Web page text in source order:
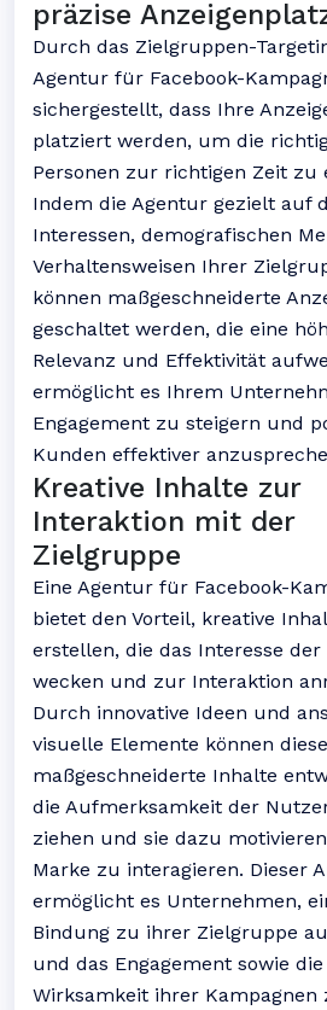
präzise
Durch das Zielgruppen-
Agentur für Facebook-
sichergestellt, dass Ihre
platziert werden, um die
Personen zur richtigen Zeit zu
Indem die Agentur gezielt auf
Interessen, demografischen
Verhaltensweisen Ihrer
können maßgeschneiderte
geschaltet werden, die eine
Relevanz und Effektivität
ermöglicht es Ihrem
Engagement zu steigern und
Kunden effektiver
Kreative Inhalte zur
Interaktion mit der
Zielgruppe
Eine Agentur für Facebook-
bietet den Vorteil, kreative
erstellen, die das Interesse
wecken und zur Interaktion
Durch innovative Ideen und
visuelle Elemente können
maßgeschneiderte Inhalte
die Aufmerksamkeit der
ziehen und sie dazu
Marke zu interagieren. Dieser
ermöglicht es Unternehmen,
Bindung zu ihrer Zielgruppe
und das Engagement sowie die
Wirksamkeit ihrer Kampagnen